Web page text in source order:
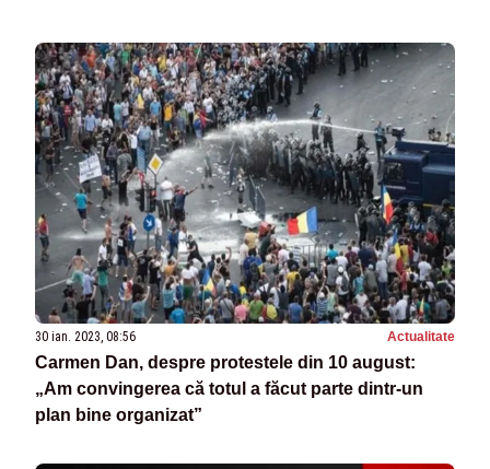
30 ian. 2023, 08:56 Actualitate
Carmen Dan, despre protestele din 10 august:
„Am convingerea că totul a făcut parte dintr-un
plan bine organizat”